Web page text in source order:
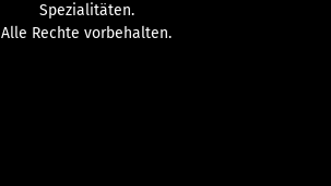
Spezialitäten.
Alle Rechte vorbehalten.